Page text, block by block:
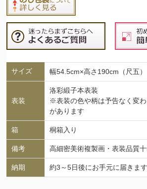
サイズ 幅54.5cm×高さ190cm（尺五）
表装
洛彩緞子本表装
※表装の色や柄は予告なく変
があります
箱 桐箱入り
備考 高細密美術複製画・表装品質
納期 約3～5日後にお手元に届きます